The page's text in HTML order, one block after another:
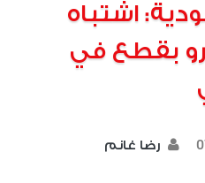
اشتباه
بقطع في
رضا غانم